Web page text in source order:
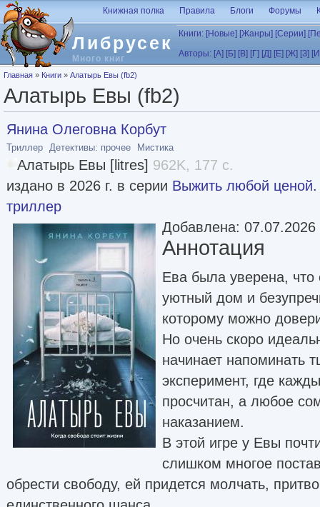
Перейти к основному содержанию
Либрусек
Много книг
Книжная полка Правила Блоги Форумы
Книги: [Новые] [Жанры] [Серии]
Авторы: [А] [Б] [В] [Г] [Д] [Е] [Ж] [З]
Вы здесь
Главная » Книги » Алатырь Евы (fb2)
Алатырь Евы (fb2)
Янина Олеговна Корбут
Триллер Детективы: прочее Мистика
Алатырь Евы [litres] 962K, 177 с.
издано в 2026 г. в серии Выжить любой ценой.
триллер
Добавлена: 07.07.2026
Аннотация
Ева была уверена, что
уютный дом и
которому можно
Но очень скоро
начинает напоминать
эксперимент, где
просчитан, а любое
наказанием.
В этой игре у Евы
слишком многое
обрести свободу, ей придется молчать,